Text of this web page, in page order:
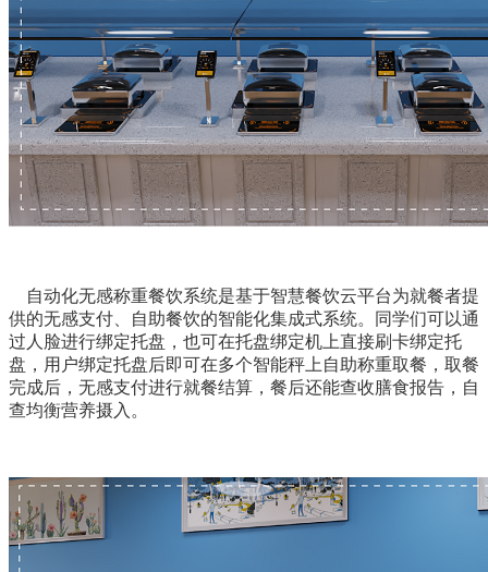
自动化无感称重餐饮系统是基于智慧餐饮云平台为就餐者提
供的无感支付、自助餐饮的智能化集成式系统。同学们可以通
过人脸进行绑定托盘，也可在托盘绑定机上直接刷卡绑定托
盘，用户绑定托盘后即可在多个智能秤上自助称重取餐，取餐
完成后，无感支付进行就餐结算，餐后还能查收膳食报告，自
查均衡营养摄入。